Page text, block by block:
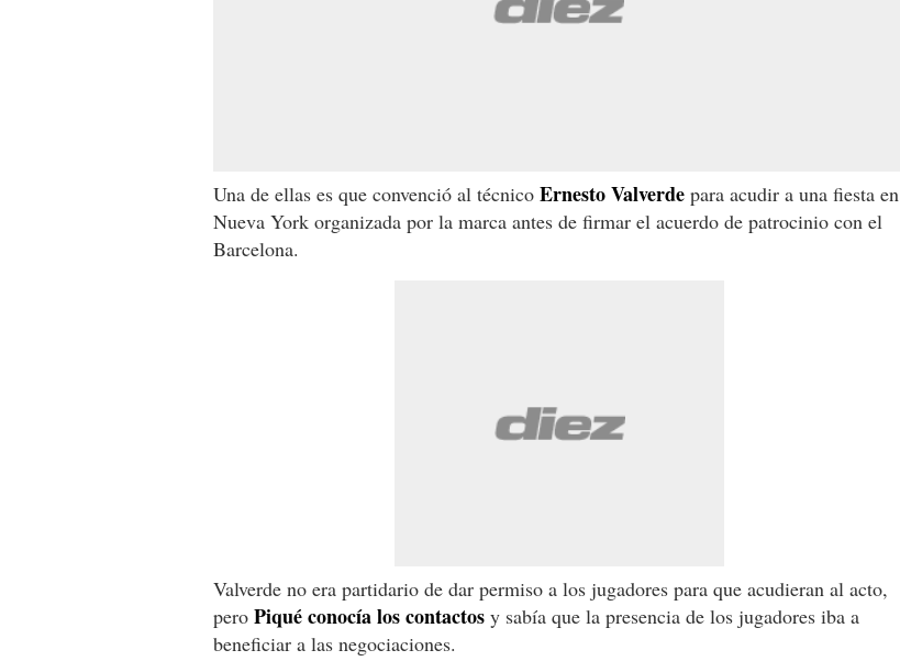
Una de ellas es que convenció al técnico Ernesto Valverde para acudir a una fiesta en
Nueva York organizada por la marca antes de firmar el acuerdo de patrocinio con el
Barcelona.
Valverde no era partidario de dar permiso a los jugadores para que acudieran al acto,
pero Piqué conocía los contactos y sabía que la presencia de los jugadores iba a
beneficiar a las negociaciones.